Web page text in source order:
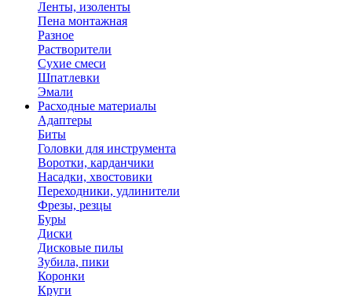
Ленты, изоленты
Пена монтажная
Разное
Растворители
Сухие смеси
Шпатлевки
Эмали
Расходные материалы
Адаптеры
Биты
Головки для инструмента
Воротки, карданчики
Насадки, хвостовики
Переходники, удлинители
Фрезы, резцы
Буры
Диски
Дисковые пилы
Зубила, пики
Коронки
Круги